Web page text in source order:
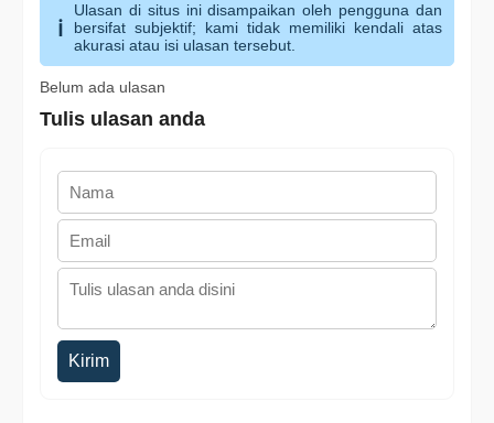
Ulasan di situs ini disampaikan oleh pengguna dan
bersifat subjektif; kami tidak memiliki kendali atas
akurasi atau isi ulasan tersebut.
Belum ada ulasan
Tulis ulasan anda
Kirim